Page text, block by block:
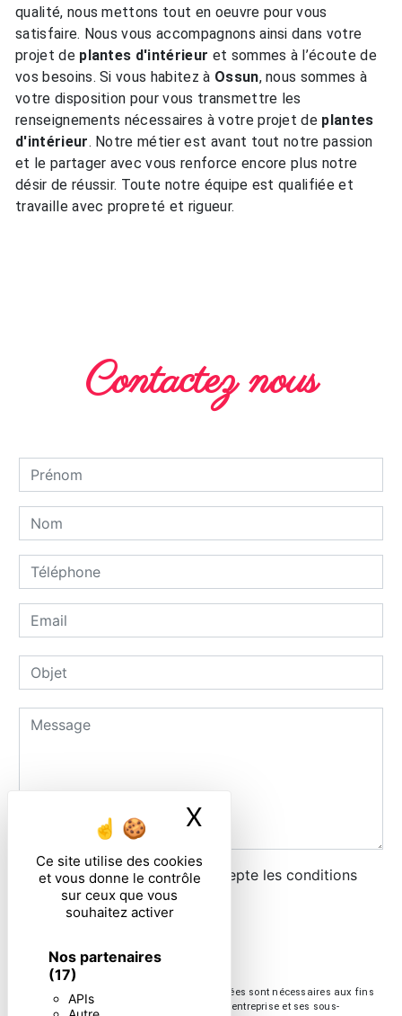
Ce site utilise des cookies
et vous donne le contrôle
sur ceux que vous
souhaitez activer
Nos partenaires
(17)
APIs
X
qualité, nous mettons tout en oeuvre pour vous
satisfaire. Nous vous accompagnons ainsi dans votre
projet de plantes d'intérieur et sommes à l’écoute de
vos besoins. Si vous habitez à Ossun, nous sommes à
votre disposition pour vous transmettre les
renseignements nécessaires à votre projet de plantes
d'intérieur. Notre métier est avant tout notre passion
et le partager avec vous renforce encore plus notre
désir de réussir. Toute notre équipe est qualifiée et
travaille avec propreté et rigueur.
Contactez nous
En cochant cette case, j'accepte les conditions
particulières ci-dessous **
** Les données personnelles communiquées sont nécessaires aux fins
de vous contacter. Elles sont destinées à l'entreprise et ses sous-